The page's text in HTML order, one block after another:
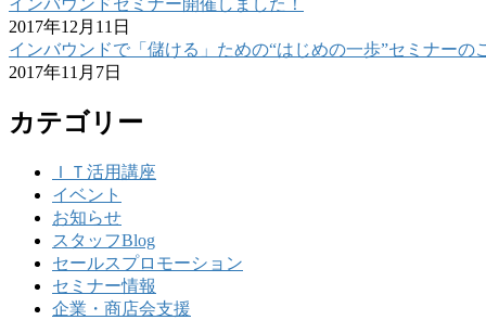
2017年12月11日
インバウンドで「儲ける」ための“はじめの一歩”セミナーの
2017年11月7日
カテゴリー
ＩＴ活用講座
イベント
お知らせ
スタッフBlog
セールスプロモーション
セミナー情報
企業・商店会支援